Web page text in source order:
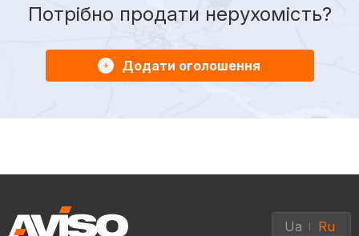
Потрібно продати нерухомість?
Додати оголошення
Ua Ru